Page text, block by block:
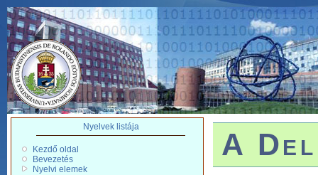
Nyelvek listája
Kezdő oldal
Bevezetés
Nyelvi elemek
A